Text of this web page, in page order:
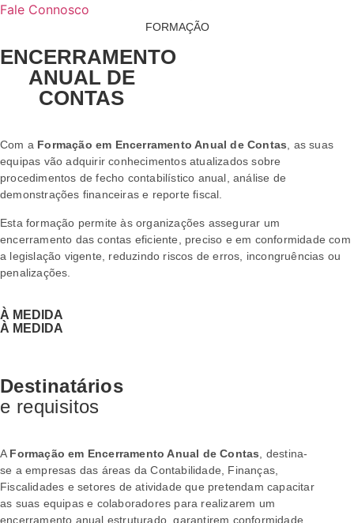
Fale Connosco
FORMAÇÃO
ENCERRAMENTO
ANUAL DE
CONTAS
Com a Formação em Encerramento Anual de Contas, as suas
equipas vão adquirir conhecimentos atualizados sobre
procedimentos de fecho contabilístico anual, análise de
demonstrações financeiras e reporte fiscal.
Esta formação permite às organizações assegurar um
encerramento das contas eficiente, preciso e em conformidade com
a legislação vigente, reduzindo riscos de erros, incongruências ou
penalizações.
À MEDIDA
À MEDIDA
Destinatários
e requisitos
A Formação em Encerramento Anual de Contas , destina-
se a empresas das áreas da Contabilidade, Finanças,
Fiscalidades e setores de atividade que pretendam capacitar
as suas equipas e colaboradores para realizarem um
encerramento anual estruturado, garantirem conformidade